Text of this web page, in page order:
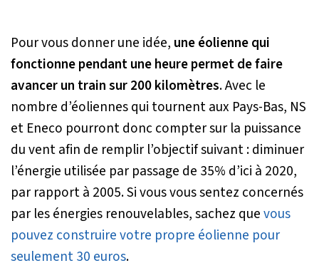
Pour vous donner une idée, une éolienne qui
fonctionne pendant une heure permet de faire
avancer un train sur 200 kilomètres. Avec le
nombre d’éoliennes qui tournent aux Pays-Bas, NS
et Eneco pourront donc compter sur la puissance
du vent afin de remplir l’objectif suivant : diminuer
l’énergie utilisée par passage de 35% d’ici à 2020,
par rapport à 2005. Si vous vous sentez concernés
par les énergies renouvelables, sachez quevous
pouvez construire votre propre éolienne pour
seulement 30 euros.